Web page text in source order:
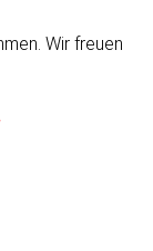
Wir freuen